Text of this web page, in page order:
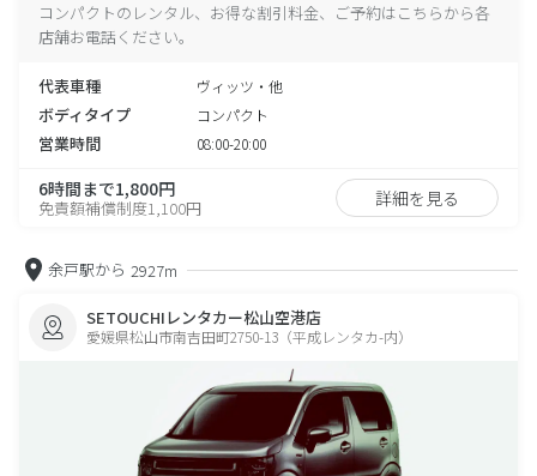
コンパクトのレンタル、お得な割引料金、ご予約はこちらから各
店舗お電話ください。
代表車種 ヴィッツ・他
ボディタイプ コンパクト
営業時間 08:00-20:00
6時間まで1,800円
免責額補償制度1,100円 詳細を見る
余戸駅から 2927m
SETOUCHIレンタカー松山空港店
愛媛県松山市南吉田町2750-13（平成レンタカ-内）